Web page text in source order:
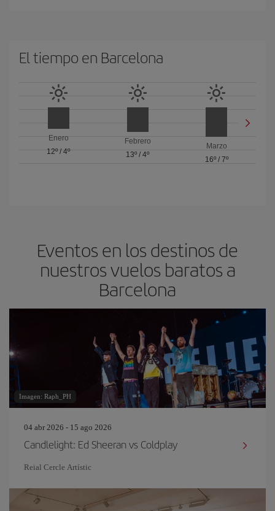
El tiempo en Barcelona
Enero
12º/4º
Febrero
13º / 4º
Marzo
16º/ 7º
Eventos en los destinos de
nuestros vuelos baratos a
Barcelona
Imagen: Raph_PH
04 abr 2026 - 15 ago 2026
Candlelight: Ed Sheeran vs Coldplay
Reial Cercle Artístic